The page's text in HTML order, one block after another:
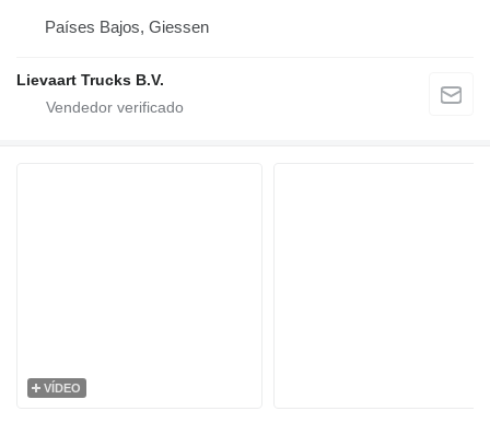
Países Bajos, Giessen
Lievaart Trucks B.V.
VÍDEO